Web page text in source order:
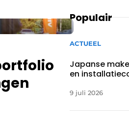
Populair
ACTUEEL
Japanse
en
9 juli 2026